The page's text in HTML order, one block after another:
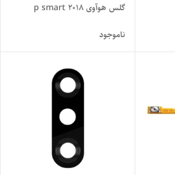
گلس هوآوی p smart 2018
ناموجود